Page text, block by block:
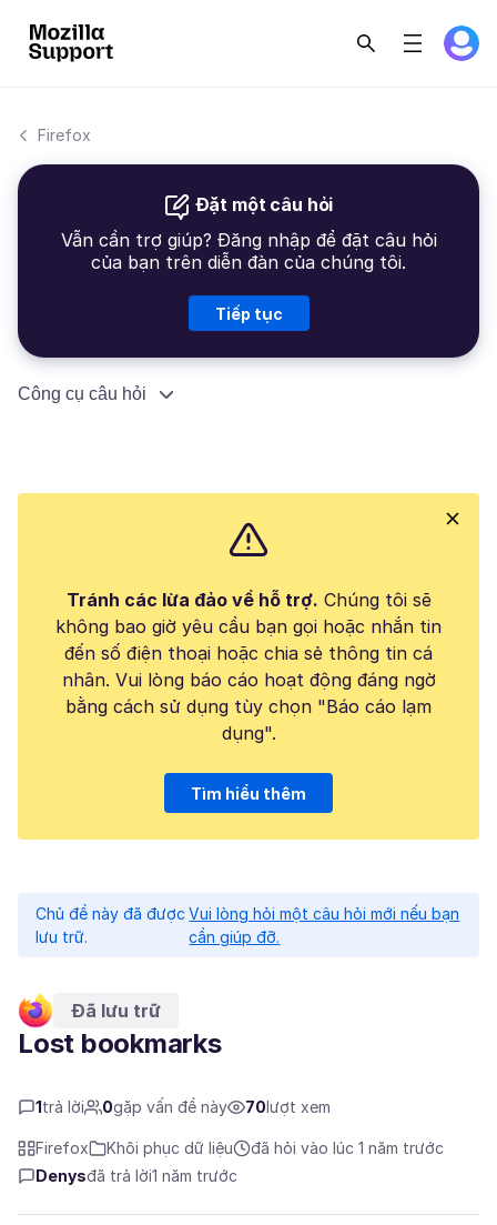
Firefox
Đặt một câu hỏi
Vẫn cần trợ giúp? Đăng nhập để đặt câu hỏi
của bạn trên diễn đàn của chúng tôi.
Tiếp tục
Công cụ câu hỏi
Tránh các lừa đảo về hỗ trợ. Chúng tôi sẽ
không bao giờ yêu cầu bạn gọi hoặc nhắn tin
đến số điện thoại hoặc chia sẻ thông tin cá
nhân. Vui lòng báo cáo hoạt động đáng ngờ
bằng cách sử dụng tùy chọn "Báo cáo lạm
dụng".
Tìm hiểu thêm
Chủ đề này đã được
lưu trữ.
Vui lòng hỏi một câu hỏi mới nếu bạn
cần giúp đỡ.
Đã lưu trữ
Lost bookmarks
1trả lời 0gặp vấn đề này 70lượt xem
Firefox Khôi phục dữ liệu
đã hỏi vào lúc 1 năm trước
Denysđã trả lời1 năm trước